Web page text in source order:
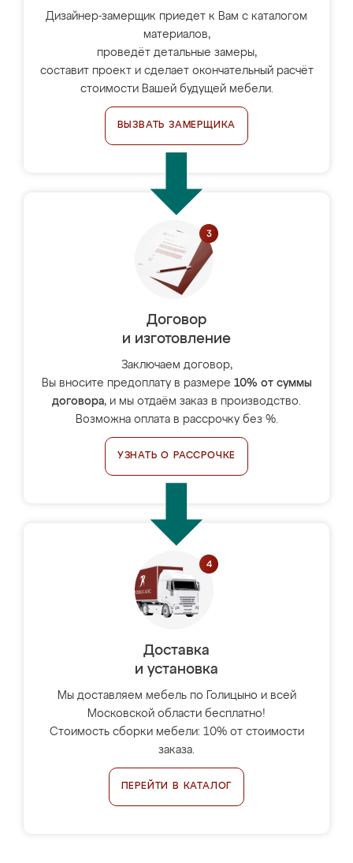
Дизайнер-замерщик приедет к Вам с каталогом
материалов,
проведёт детальные замеры,
составит проект и сделает окончательный расчёт
стоимости Вашей будущей мебели.
ВЫЗВАТЬ ЗАМЕРЩИКА
Договор
и изготовление
Заключаем договор,
Вы вносите предоплату в размере 10% от суммы
договора, и мы отдаём заказ в производство.
Возможна оплата в рассрочку без %.
УЗНАТЬ О РАССРОЧКЕ
Доставка
и установка
Мы доставляем мебель по Голицыно и всей
Московской области бесплатно!
Стоимость сборки мебели: 10% от стоимости
заказа.
ПЕРЕЙТИ В КАТАЛОГ